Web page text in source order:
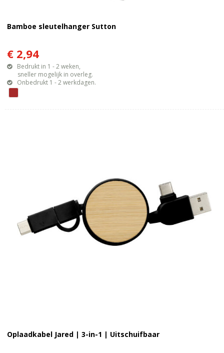
Bamboe sleutelhanger Sutton
€ 2,94
Bedrukt in 1 - 2 weken,
sneller mogelijk in overleg.
Onbedrukt 1 - 2 werkdagen.
Oplaadkabel Jared | 3-in-1 | Uitschuifbaar